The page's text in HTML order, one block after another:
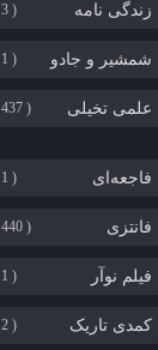
زندگی نامه 3
شمشیر و جادو 1
علمی تخیلی 437
فاجعه‌ای 1
فانتزی 440
فیلم نوآر 1
کمدی تاریک 2